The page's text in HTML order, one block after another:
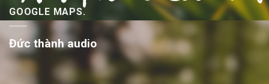
GOOGLE MAPS.
Đức thành audio